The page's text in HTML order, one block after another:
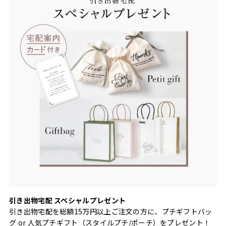
引き出物宅配 スペシャルプレゼント
引き出物宅配を総額15万円以上ご注文の方に、プチギフトバッ
グ or 人気プチギフト（スタイルプチ/ポーチ）をプレゼント！